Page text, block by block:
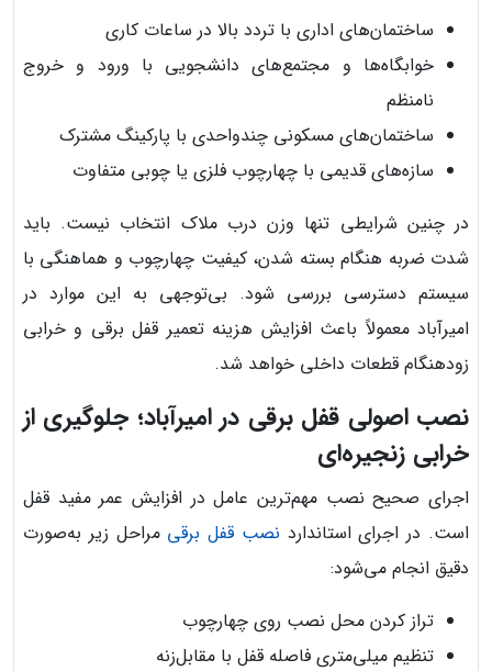
ساختمان‌های اداری با تردد بالا در ساعات کاری
خوابگاه‌ها و مجتمع‌های دانشجویی با ورود و خروج
نامنظم
ساختمان‌های مسکونی چندواحدی با پارکینگ مشترک
سازه‌های قدیمی با چهارچوب فلزی یا چوبی متفاوت
در چنین شرایطی تنها وزن درب ملاک انتخاب نیست. باید
شدت ضربه هنگام بسته شدن، کیفیت چهارچوب و هماهنگی با
سیستم دسترسی بررسی شود. بی‌توجهی به این موارد در
امیرآباد معمولاً باعث افزایش هزینه تعمیر قفل برقی و خرابی
زودهنگام قطعات داخلی خواهد شد.
نصب اصولی قفل برقی در امیرآباد؛ جلوگیری از
خرابی زنجیره‌ای
اجرای صحیح نصب مهم‌ترین عامل در افزایش عمر مفید قفل
است. در اجرای استاندارد نصب قفل برقی مراحل زیر به‌صورت
دقیق انجام می‌شود:
تراز کردن محل نصب روی چهارچوب
تنظیم میلی‌متری فاصله قفل با مقابل‌زنه